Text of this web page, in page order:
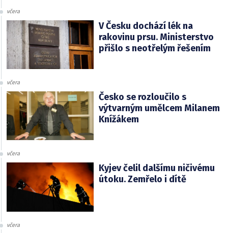
včera
V Česku dochází lék na
rakovinu prsu. Ministerstvo
přišlo s neotřelým řešením
včera
Česko se rozloučilo s
výtvarným umělcem Milanem
Knížákem
včera
Kyjev čelil dalšímu ničivému
útoku. Zemřelo i dítě
včera